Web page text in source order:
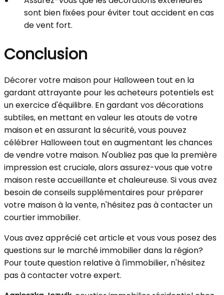
sont bien fixées pour éviter tout accident en cas
de vent fort.
Conclusion
Décorer votre maison pour Halloween tout en la
gardant attrayante pour les acheteurs potentiels est
un exercice d'équilibre. En gardant vos décorations
subtiles, en mettant en valeur les atouts de votre
maison et en assurant la sécurité, vous pouvez
célébrer Halloween tout en augmentant les chances
de vendre votre maison. N'oubliez pas que la première
impression est cruciale, alors assurez-vous que votre
maison reste accueillante et chaleureuse. Si vous avez
besoin de conseils supplémentaires pour préparer
votre maison à la vente, n'hésitez pas à contacter un
courtier immobilier.
Vous avez apprécié cet article et vous vous posez des
questions sur le marché immobilier dans la région?
Pour toute question relative à l'immobilier, n'hésitez
pas à contacter votre expert.